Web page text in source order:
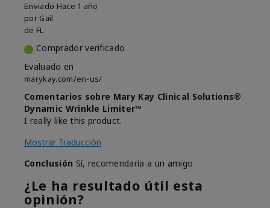
Enviado Hace 1 año
por Gail
de FL
Comprador verificado
Evaluado en
marykay.com/en-us/
Comentarios sobre Mary Kay Clinical Solutions®
Dynamic Wrinkle Limiter™
I really like this product.
Mostrar Traducción
Conclusión Sí, recomendaría a un amigo
¿Le ha resultado útil esta
opinión?